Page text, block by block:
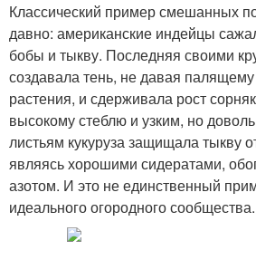
Классический пример смешанных
давно: американские индейцы
бобы и тыкву. Последняя своими
создавала тень, не давая палящему
растения, и сдерживала рост
высокому стеблю и узким, но
листьям кукуруза защищала тыкву
являясь хорошими сидератами,
азотом. И это не единственный
идеального огородного сообщества.